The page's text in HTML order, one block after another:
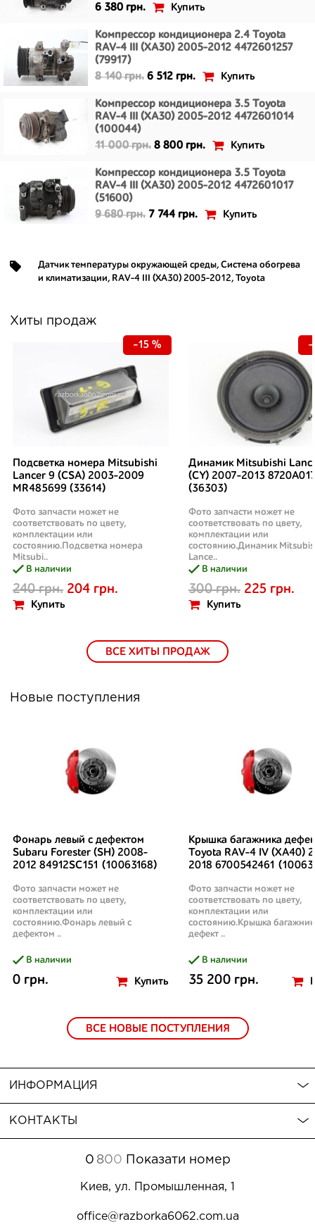
6 380 грн.
Купить
Компрессор кондиционера 2.4 Toyota
RAV-4 III (XA30) 2005-2012 4472601257
(79917)
8 140 грн. 6 512 грн. Купить
Компрессор кондиционера 3.5 Toyota
RAV-4 III (XA30) 2005-2012 4472601014
(100044)
11 000 грн. 8 800 грн. Купить
Компрессор кондиционера 3.5 Toyota
RAV-4 III (XA30) 2005-2012 4472601017
(51600)
9 680 грн. 7 744 грн. Купить
Датчик температуры окружающей среды, Система обогрева
и климатизации, RAV-4 III (XA30) 2005-2012, Toyota
Хиты продаж
Подсветка номера Mitsubishi
Lancer 9 (CSA) 2003-2009
MR485699 (33614)
Фото запчасти может не
соответствовать по цвету,
комплектации или
состоянию.Подсветка номера
Mitsubi..
В наличии
240 грн. 204 грн.
Купить
-15 %
Динамик Mitsubishi
(CY) 2007-2013
(36303)
Фото запчасти может не
соответствовать по цвету,
комплектации или
состоянию.Динамик
Lance..
В наличии
300 грн. 225 грн.
Купить
-
ВСЕ ХИТЫ ПРОДАЖ
Новые поступления
Фонарь левый с дефектом
Subaru Forester (SH) 2008-
2012 84912SC151 (10063168)
Фото запчасти может не
соответствовать по цвету,
комплектации или
состоянию.Фонарь левый с
дефектом ..
В наличии
0 грн. Купить
Крышка багажника
Toyota RAV-4 IV (XA40)
2018 6700542461
Фото запчасти может не
соответствовать по цвету,
комплектации или
состоянию.Крышка
дефект ..
В наличии
35 200 грн.
ВСЕ НОВЫЕ ПОСТУПЛЕНИЯ
ИНФОРМАЦИЯ
КОНТАКТЫ
0 800 Показати номер
Киев, ул. Промышленная, 1
office@razborka6062.com.ua